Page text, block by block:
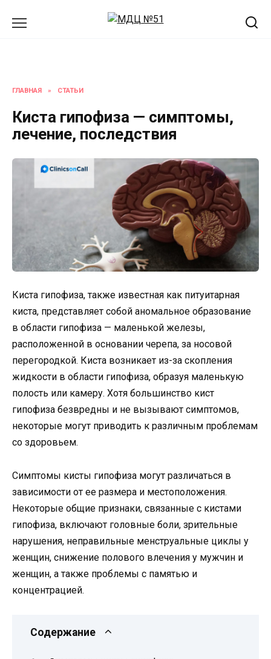
ГЛАВНАЯ » СТАТЬИ
Киста гипофиза — симптомы,
лечение, последствия
Киста гипофиза, также известная как питуитарная
киста, представляет собой аномальное образование
в области гипофиза — маленькой железы,
расположенной в основании черепа, за носовой
перегородкой. Киста возникает из-за скопления
жидкости в области гипофиза, образуя маленькую
полость или камеру. Хотя большинство кист
гипофиза безвредны и не вызывают симптомов,
некоторые могут приводить к различным проблемам
со здоровьем.
Симптомы кисты гипофиза могут различаться в
зависимости от ее размера и местоположения.
Некоторые общие признаки, связанные с кистами
гипофиза, включают головные боли, зрительные
нарушения, неправильные менструальные циклы у
женщин, снижение полового влечения у мужчин и
женщин, а также проблемы с памятью и
концентрацией.
Содержание